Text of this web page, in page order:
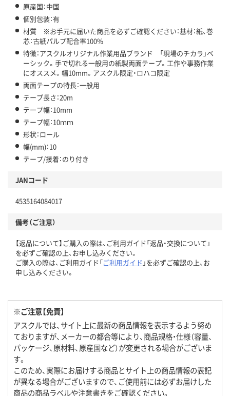
原産国：中国
個別包装：有
材質 ※お手元に届いた商品を必ずご確認ください：基材：紙、巻
芯：古紙パルプ配合率100%
特徴：アスクルオリジナル作業用品ブランド 「現場のチカラ」ベ
ーシック。手で切れる一般用の紙製両面テープ。工作や事務作業
にオススメ。幅10mm。アスクル限定・ロハコ限定
両面テープの特長：一般用
テープ長さ：20m
テープ幅：10mm
テープ幅：10ｍｍ
形状：ロール
幅(mm)：10
テープ/接着：のり付き
JANコード
4535164084017
備考（ご注意）
【返品について】ご購入の際は、ご利用ガイド「返品・交換について」
を必ずご確認の上、お申し込みください。
ご購入の際は、ご利用ガイド「ご利用ガイド 」を必ずご確認の上、お
申し込みください。
※ご注意【免責】
アスクルでは、サイト上に最新の商品情報を表示するよう努め
ておりますが、メーカーの都合等により、商品規格・仕様（容量、
パッケージ、原材料、原産国など）が変更される場合がございま
す。
このため、実際にお届けする商品とサイト上の商品情報の表記
が異なる場合がございますので、ご使用前には必ずお届けした
商品の商品ラベルや注意書きをご確認ください。